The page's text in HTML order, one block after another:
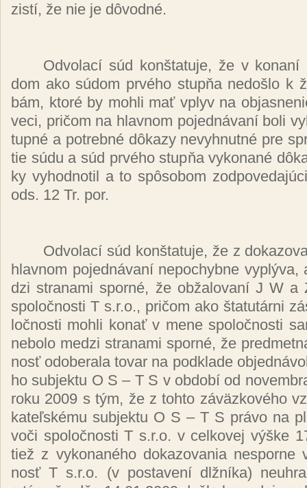
zis­tí, že nie je dô­vod­né.
Od­vo­la­cí súd kon­šta­tu­je, že v
dom ako sú­dom pr­vé­ho stup­ňa ne­doš­lo k
bám, kto­ré by moh­li mať vplyv na
ve­ci, pri­čom na hlav­nom po­jed­ná­va­ní bo­li
tup­né a pot­reb­né dô­ka­zy ne­vyh­nut­né pre
tie sú­du a súd pr­vé­ho stup­ňa vy­ko­na­né
ky vy­hod­no­til a to spô­so­bom
ods. 12 Tr. por.
Od­vo­la­cí súd kon­šta­tu­je, že z
hlav­nom po­jed­ná­va­ní ne­po­chyb­ne
dzi stra­na­mi spor­né, že ob­ža­lo­va­ní J W a
spo­loč­nos­ti T s.r.o., pri­čom ako šta­tu­tár­ni
loč­nos­ti moh­li ko­nať v me­ne spo­loč­nos­ti
ne­bo­lo me­dzi stra­na­mi spor­né, že
nosť od­obe­ra­la to­var na pod­kla­de
ho sub­jek­tu O S – T S v ob­do­bí od
ro­ku 2009 s tým, že z toh­to zá­väz­ko­vé­ho
ka­teľ­ské­mu sub­jek­tu O S – T S prá­vo na
vo­či spo­loč­nos­ti T s.r.o. v cel­ko­vej vý­ške
tiež z vy­ko­na­né­ho do­ka­zo­va­nia
nosť T s.r.o. (v pos­ta­ve­ní dl­žní­ka)